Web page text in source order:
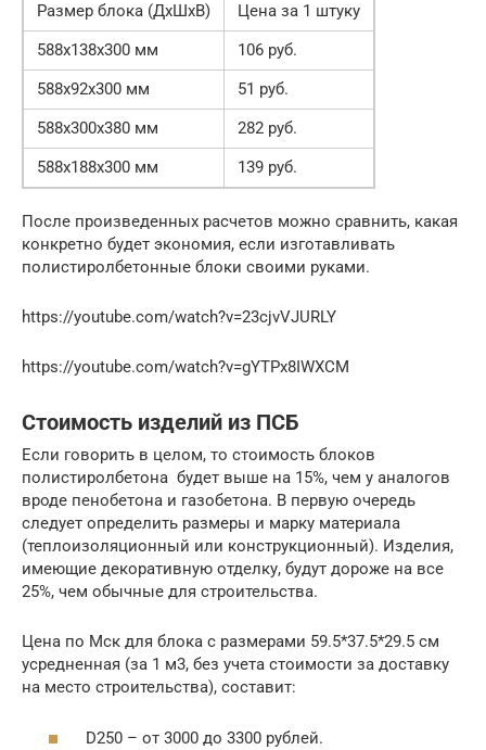
Размер блока (ДxШxВ)
Цена за 1 штуку
588x138x300 мм
106 руб.
588x92x300 мм
51 руб.
588x300x380 мм
282 руб.
588x188x300 мм
139 руб.
После произведенных расчетов можно сравнить, какая
конкретно будет экономия, если изготавливать
полистиролбетонные блоки своими руками.
https://youtube.com/watch?v=23cjvVJURLY
https://youtube.com/watch?v=gYTPx8IWXCM
Стоимость изделий из ПСБ
Если говорить в целом, то стоимость блоков
полистиролбетона будет выше на 15%, чем у аналогов
вроде пенобетона и газобетона. В первую очередь
следует определить размеры и марку материала
(теплоизоляционный или конструкционный). Изделия,
имеющие декоративную отделку, будут дороже на все
25%, чем обычные для строительства.
Цена по Мск для блока с размерами 59.5*37.5*29.5 см
усредненная (за 1 м3, без учета стоимости за доставку
на место строительства), составит:
D250 – от 3000 до 3300 рублей.